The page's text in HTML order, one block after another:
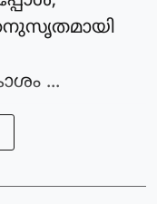
...